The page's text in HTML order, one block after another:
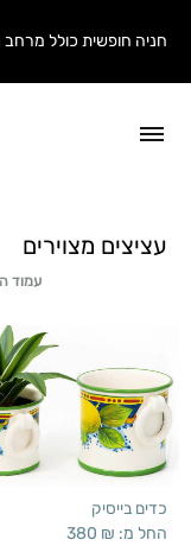
חניה חופשית כולל
עציצים מצוירים
עמוד
כדים בייסיק
החל מ: 380 ₪